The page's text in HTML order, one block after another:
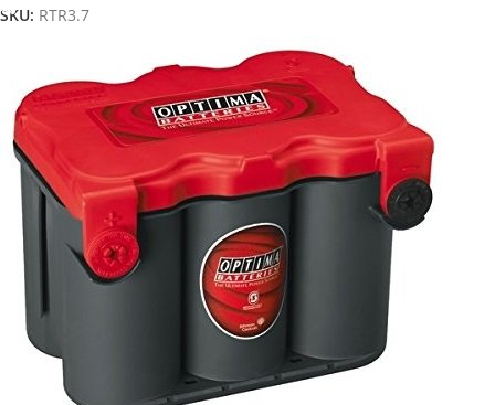
SKU: RTR3.7